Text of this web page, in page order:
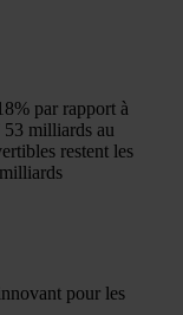
par rapport à
53 milliards au
restent les
pour les